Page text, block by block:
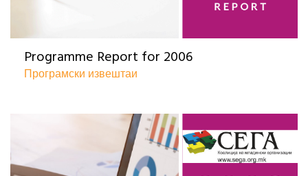
Programme Report for 2006
Програмски извештаи